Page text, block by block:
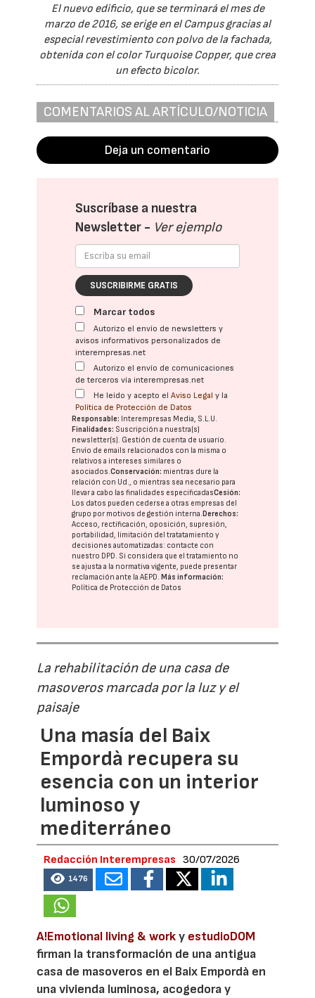
El nuevo edificio, que se terminará el mes de
marzo de 2016, se erige en el Campus gracias al
especial revestimiento con polvo de la fachada,
obtenida con el color Turquoise Copper, que crea
un efecto bicolor.
COMENTARIOS AL ARTÍCULO/NOTICIA
Deja un comentario
Suscríbase a nuestra
Newsletter - Ver ejemplo
SUSCRIBIRME GRATIS
Marcar todos
Autorizo el envío de newsletters y
avisos informativos personalizados de
interempresas.net
Autorizo el envío de comunicaciones
de terceros vía interempresas.net
He leído y acepto elAviso Legal y la
Política de Protección de Datos
Responsable: Interempresas Media, S.L.U.
Finalidades: Suscripción a nuestra(s)
newsletter(s). Gestión de cuenta de usuario.
Envío de emails relacionados con la misma o
relativos a intereses similares o
asociados.Conservación: mientras dure la
relación con Ud., o mientras sea necesario para
llevar a cabo las finalidades especificadasCesión:
Los datos pueden cederse a otras empresas del
grupo por motivos de gestión interna.Derechos:
Acceso, rectificación, oposición, supresión,
portabilidad, limitación del tratatamiento y
decisiones automatizadas: contacte con
nuestro DPD. Si considera que el tratamiento no
se ajusta a la normativa vigente, puede presentar
reclamación ante laAEPD.Más información:
Política de Protección de Datos
La rehabilitación de una casa de
masoveros marcada por la luz y el
paisaje
Una masía del Baix
Empordà recupera su
esencia con un interior
luminoso y
mediterráneo
Redacción Interempresas 30/07/2026
1476
A!Emotional living & worky estudioDOM
firman la transformación de una antigua
casa de masoveros en el Baix Empordà en
una vivienda luminosa, acogedora y